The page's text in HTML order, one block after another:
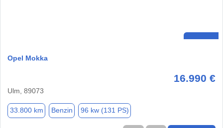
Opel Mokka
16.990 €
Ulm, 89073
33.800 km Benzin 96 kw (131 PS)